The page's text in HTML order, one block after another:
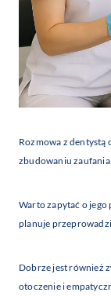
Rozmowa z dentystą
zbudowaniu zaufania.
Warto zapytać o
planuje
Dobrze jest również
otoczenie i